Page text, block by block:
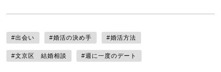
#出会い #婚活の決め手 #婚活方法
#文京区 結婚相談 #週に一度のデート